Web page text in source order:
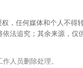
权，任何媒体和个人不
法追究；其余来源，仅
人员删除处理。